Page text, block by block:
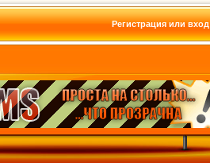
Регистрация или вход